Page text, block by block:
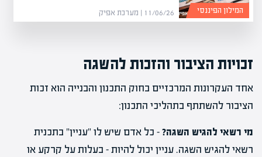
11/06/26 | מערכת אפיק המילון הפיננסי
זכויות הציבור והזכות להשגה
אחד העקרונות המרכזיים בחוק התכנון והבנייה הוא זכות
הציבור להשתתף בתהליכי התכנון:
מי רשאי להגיש השגה?– כל אדם שיש לו "עניין" בתכנית
רשאי להגיש השגה. עניין יכול להיות – בעלות על קרקע או